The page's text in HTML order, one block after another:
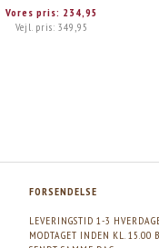
Vores pris: 234,95
Vejl. pris: 349,95
FORSENDELSE
LEVERINGSTID 1-3
MODTAGET INDEN KL. 15.00